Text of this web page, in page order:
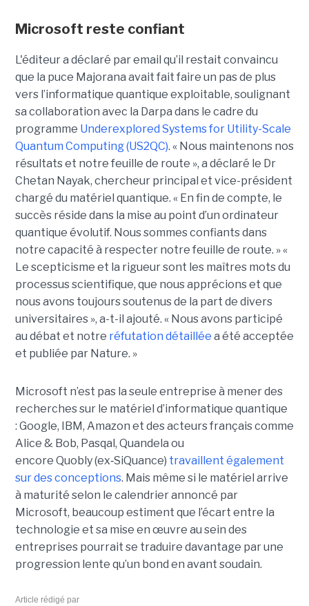
Microsoft reste confiant
L'éditeur a déclaré par email qu’il restait convaincu
que la puce Majorana avait fait faire un pas de plus
vers l’informatique quantique exploitable, soulignant
sa collaboration avec la Darpa dans le cadre du
programme Underexplored Systems for Utility-Scale
Quantum Computing (US2QC). « Nous maintenons nos
résultats et notre feuille de route », a déclaré le Dr
Chetan Nayak, chercheur principal et vice-président
chargé du matériel quantique. « En fin de compte, le
succès réside dans la mise au point d’un ordinateur
quantique évolutif. Nous sommes confiants dans
notre capacité à respecter notre feuille de route. »«
Le scepticisme et la rigueur sont les maîtres mots du
processus scientifique, que nous apprécions et que
nous avons toujours soutenus de la part de divers
universitaires », a-t-il ajouté. « Nous avons participé
au débat et notre réfutation détaillée a été acceptée
et publiée par Nature. »
Microsoft n’est pas la seule entreprise à mener des
recherches sur le matériel d’informatique quantique
: Google, IBM, Amazon et des acteurs français comme
Alice & Bob, Pasqal, Quandela ou
encore Quobly (ex‑SiQuance) travaillent également
sur des conceptions. Mais même si le matériel arrive
à maturité selon le calendrier annoncé par
Microsoft, beaucoup estiment que l’écart entre la
technologie et sa mise en œuvre au sein des
entreprises pourrait se traduire davantage parune
progression lente qu’un bond en avant soudain.
Article rédigé par